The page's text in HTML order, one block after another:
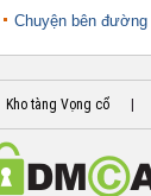
Chuyện bên đường
Kho tàng Vọng cổ